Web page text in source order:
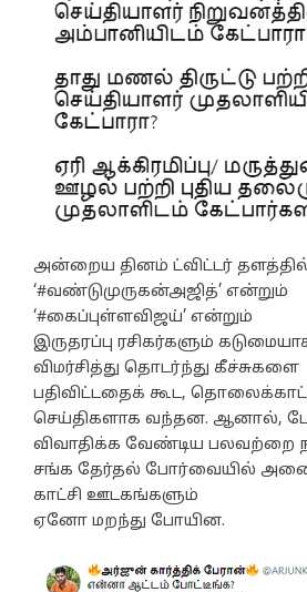
அன்றைய தினம் ட்விட்டர்
‘#வண்டுமுருகன்அஜித்’ என்றும்
‘#கைப்புள்ளவிஜய்’ என்றும்
இருதரப்பு ரசிகர்களும்
விமர்சித்து தொடர்ந்து கீச்சுகளை
பதிவிட்டதைக் கூட,
செய்திகளாக வந்தன. ஆனால்,
விவாதிக்க வேண்டிய பலவற்றை
சங்க தேர்தல் போர்வையில்
காட்சி ஊடகங்களும்
ஏனோ மறந்து போயின.